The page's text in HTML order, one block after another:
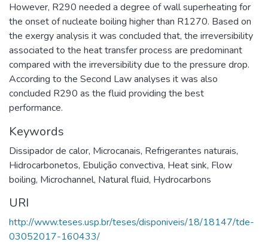
However, R290 needed a degree of wall superheating for
the onset of nucleate boiling higher than R1270. Based on
the exergy analysis it was concluded that, the irreversibility
associated to the heat transfer process are predominant
compared with the irreversibility due to the pressure drop.
According to the Second Law analyses it was also
concluded R290 as the fluid providing the best
performance.
Keywords
Dissipador de calor, Microcanais, Refrigerantes naturais,
Hidrocarbonetos, Ebulição convectiva, Heat sink, Flow
boiling, Microchannel, Natural fluid, Hydrocarbons
URI
http://www.teses.usp.br/teses/disponiveis/18/18147/tde-
03052017-160433/